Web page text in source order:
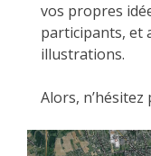
vos propres
participants, et
illustrations.
Alors, n’hésitez